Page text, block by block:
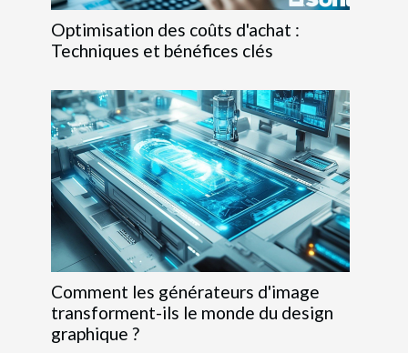
Optimisation des coûts d'achat :
Techniques et bénéfices clés
Comment les générateurs d'image
transforment-ils le monde du design
graphique ?